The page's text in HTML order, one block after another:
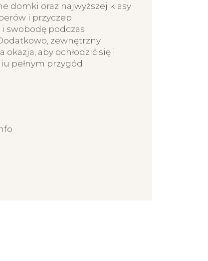
domki oraz najwyższej klasy
i przyczep
swobodę podczas
zewnętrzny
okazja, aby ochłodzić się i
pełnym przygód